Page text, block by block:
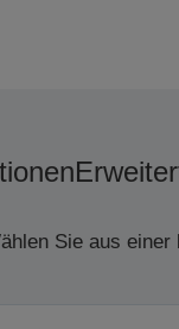
Sie aus einer